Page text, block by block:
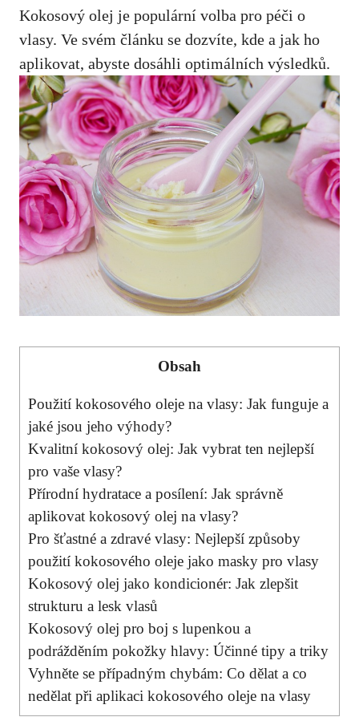
Kokosový olej je populární volba pro péči o
vlasy. Ve svém článku se dozvíte, kde a jak ho
aplikovat, abyste dosáhli optimálních výsledků.
Obsah
Použití kokosového oleje na vlasy: Jak funguje a
jaké jsou jeho výhody?
Kvalitní kokosový olej: Jak vybrat ten nejlepší
pro vaše vlasy?
Přírodní hydratace a posílení: Jak správně
aplikovat kokosový olej na vlasy?
Pro šťastné a zdravé vlasy: Nejlepší způsoby
použití kokosového oleje jako masky pro vlasy
Kokosový olej jako kondicionér: Jak zlepšit
strukturu a lesk vlasů
Kokosový olej pro boj s lupenkou a
podrážděním pokožky hlavy: Účinné tipy a triky
Vyhněte se případným chybám: Co dělat a co
nedělat při aplikaci kokosového oleje na vlasy